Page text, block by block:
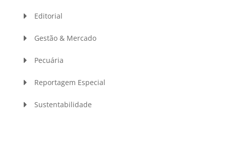
Editorial
Gestão & Mercado
Pecuária
Reportagem Especial
Sustentabilidade